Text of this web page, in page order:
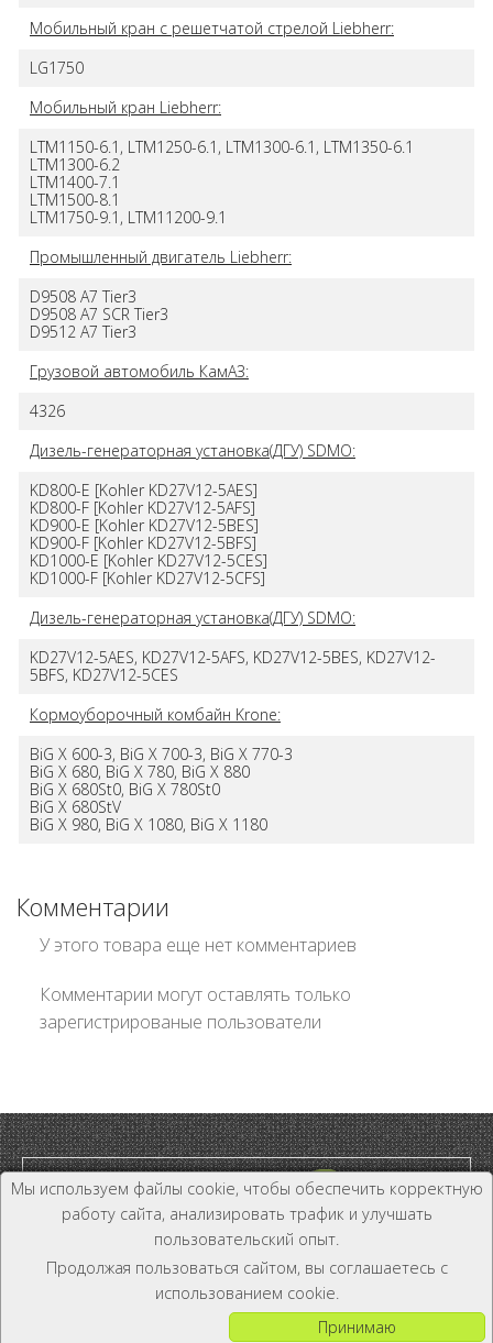
Мобильный кран с решетчатой стрелой Liebherr:
LG1750
Мобильный кран Liebherr:
LTM1150-6.1, LTM1250-6.1, LTM1300-6.1, LTM1350-6.1
LTM1300-6.2
LTM1400-7.1
LTM1500-8.1
LTM1750-9.1, LTM11200-9.1
Промышленный двигатель Liebherr:
D9508 A7 Tier3
D9508 A7 SCR Tier3
D9512 A7 Tier3
Грузовой автомобиль КамАЗ:
4326
Дизель-генераторная установка(ДГУ) SDMO:
KD800-E [Kohler KD27V12-5AES]
KD800-F [Kohler KD27V12-5AFS]
KD900-E [Kohler KD27V12-5BES]
KD900-F [Kohler KD27V12-5BFS]
KD1000-E [Kohler KD27V12-5CES]
KD1000-F [Kohler KD27V12-5CFS]
Дизель-генераторная установка(ДГУ) SDMO:
KD27V12-5AES, KD27V12-5AFS, KD27V12-5BES, KD27V12-
5BFS, KD27V12-5CES
Кормоуборочный комбайн Krone:
BiG X 600-3, BiG X 700-3, BiG X 770-3
BiG X 680, BiG X 780, BiG X 880
BiG X 680St0, BiG X 780St0
BiG X 680StV
BiG X 980, BiG X 1080, BiG X 1180
Комментарии
У этого товара еще нет комментариев
Комментарии могут оставлять только
зарегистрированые пользователи
Дилер и Дистрибьютор
+7 (800) 333-19-81
Мы используем файлы cookie, чтобы обеспечить корректную
работу сайта, анализировать трафик и улучшать
пользовательский опыт.
Продолжая пользоваться сайтом, вы соглашаетесь с
использованием cookie.
Принимаю